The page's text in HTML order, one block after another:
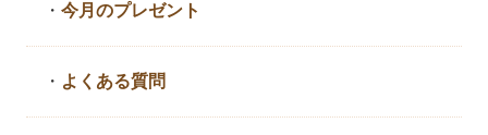
・今月のプレゼント
・ よくある質問